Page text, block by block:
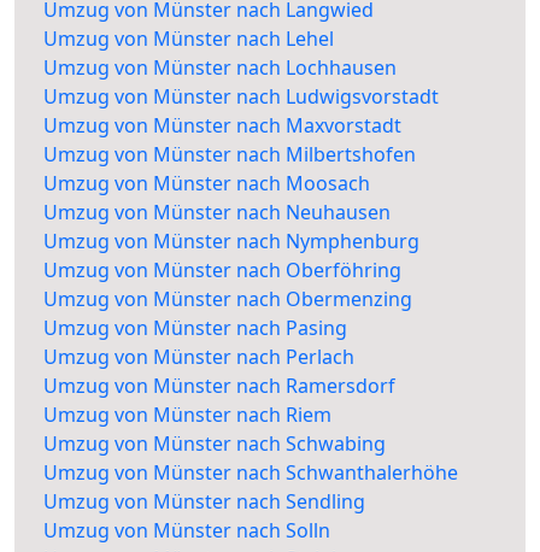
Umzug von Münster nach Langwied
Umzug von Münster nach Lehel
Umzug von Münster nach Lochhausen
Umzug von Münster nach Ludwigsvorstadt
Umzug von Münster nach Maxvorstadt
Umzug von Münster nach Milbertshofen
Umzug von Münster nach Moosach
Umzug von Münster nach Neuhausen
Umzug von Münster nach Nymphenburg
Umzug von Münster nach Oberföhring
Umzug von Münster nach Obermenzing
Umzug von Münster nach Pasing
Umzug von Münster nach Perlach
Umzug von Münster nach Ramersdorf
Umzug von Münster nach Riem
Umzug von Münster nach Schwabing
Umzug von Münster nach Schwanthalerhöhe
Umzug von Münster nach Sendling
Umzug von Münster nach Solln